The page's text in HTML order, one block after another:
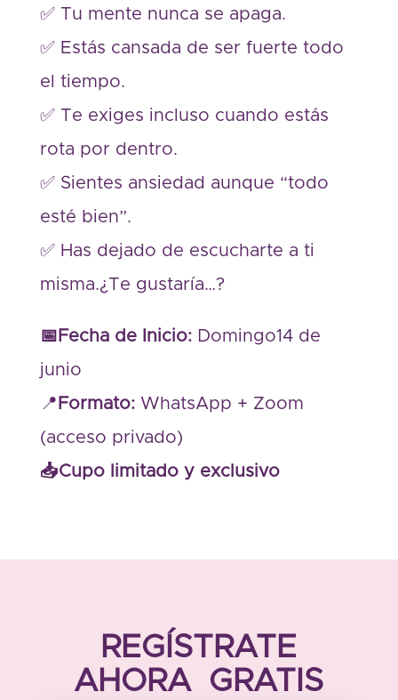
✅ Tu mente nunca se apaga.
✅ Estás cansada de ser fuerte todo
el tiempo.
✅ Te exiges incluso cuando estás
rota por dentro.
✅ Sientes ansiedad aunque “todo
esté bien”.
✅ Has dejado de escucharte a ti
misma.¿Te gustaría…?
📅Fecha de Inicio:Domingo14 de
junio
📍 Formato:WhatsApp + Zoom
(acceso privado)
📥Cupo limitado y exclusivo
REGÍSTRATE
AHORA GRATIS